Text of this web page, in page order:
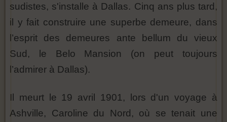
sudistes, s'installe à Dallas. Cinq ans plus tard,
il y fait construire une superbe demeure, dans
l’esprit des demeures ante bellum du vieux
Sud, le Belo Mansion (on peut toujours
l’admirer à Dallas).
Il meurt le 19 avril 1901, lors d'un voyage à
Ashville, Caroline du Nord, où se tenait une